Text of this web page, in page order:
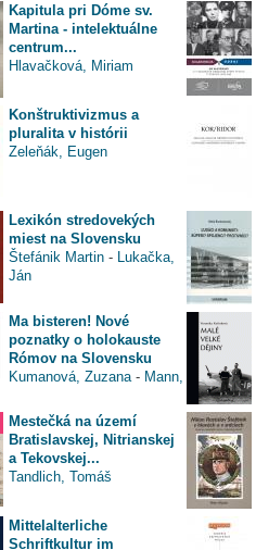
Kapitula pri Dóme sv.
Martina - intelektuálne
centrum...
Hlavačková, Miriam
Konštruktivizmus a
pluralita v histórii
Zeleňák, Eugen
Lexikón stredovekých
miest na Slovensku
Štefánik Martin - Lukačka,
Ján
Ma bisteren! Nové
poznatky o holokauste
Rómov na Slovensku
Kumanová, Zuzana - Mann,
Mestečká na území
Bratislavskej, Nitrianskej
a Tekovskej...
Tandlich, Tomáš
Mittelalterliche
Schriftkultur im